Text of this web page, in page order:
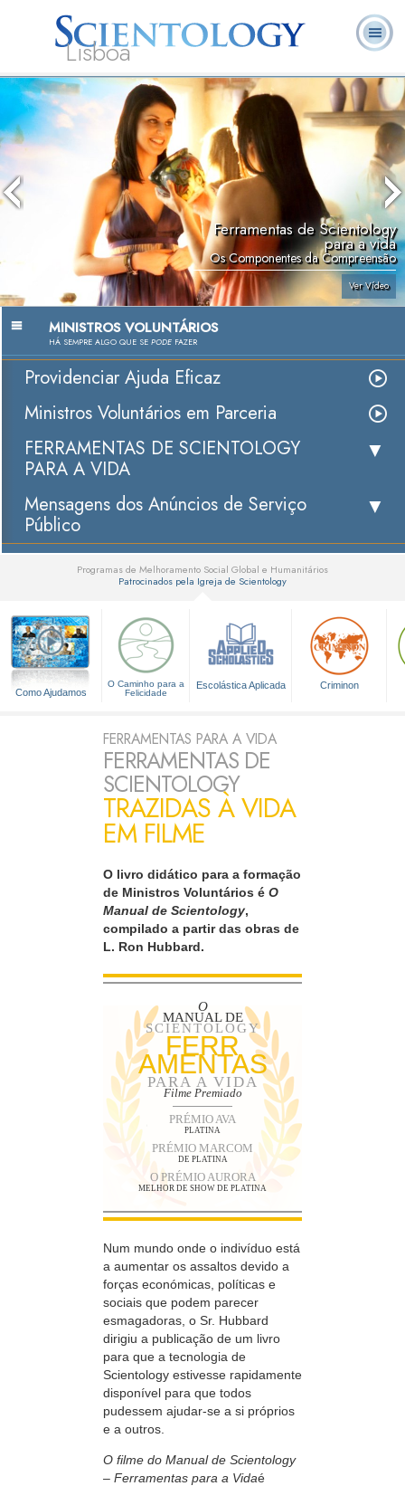
Lisboa
L. Ron
Hubbard
O que é
Scientology?
Ministros
Voluntários
Perguntas
Frequentes
Livros
Ferramentas de Scientology
para a vida
Os Componentes da Compreensão
Ver Vídeo
MINISTROS VOLUNTÁRIOS
HÁ SEMPRE ALGO QUE SE PODE FAZER
Providenciar Ajuda Eficaz
Ministros Voluntários em Parceria
FERRAMENTAS DE SCIENTOLOGY
PARA A VIDA
Mensagens dos Anúncios de Serviço
Público
Programas de Melhoramento Social Global e Humanitários
Patrocinados pela Igreja de Scientology
Como Ajudamos
O Caminho para a
Felicidade
Escolástica Aplicada Criminon
FERRAMENTAS PARA A VIDA
FERRAMENTAS DE
SCIENTOLOGY
TRAZIDAS À VIDA
EM FILME
O livro didático para a formação
de Ministros Voluntários é O
Manual de Scientology,
compilado a partir das obras de
L. Ron Hubbard.
O
MANUAL DE
SCIENTOLOGY
FERR
AMENTAS
PARA A VIDA
Filme Premiado
PRÉMIO AVA
PLATINA
PRÉMIO MARCOM
DE PLATINA
O PRÉMIO AURORA
MELHOR DE SHOW DE PLATINA
Num mundo onde o indivíduo está
a aumentar os assaltos devido a
forças económicas, políticas e
sociais que podem parecer
esmagadoras, o Sr. Hubbard
dirigiu a publicação de um livro
para que a tecnologia de
Scientology estivesse rapidamente
disponível para que todos
pudessem ajudar-se a si próprios
e a outros.
O filme do Manual de Scientology
– Ferramentas para a Vidaé